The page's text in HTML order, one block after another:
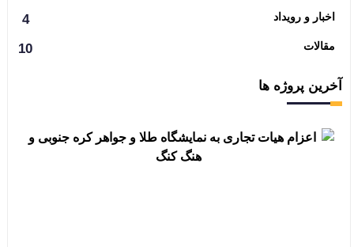
اخبار و رویداد 4
مقالات 10
آخرین پروژه ها